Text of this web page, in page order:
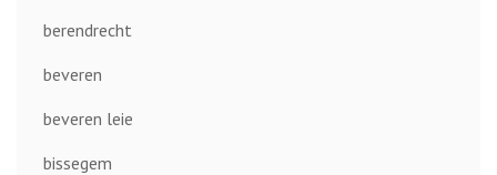
berendrecht
beveren
beveren leie
bissegem